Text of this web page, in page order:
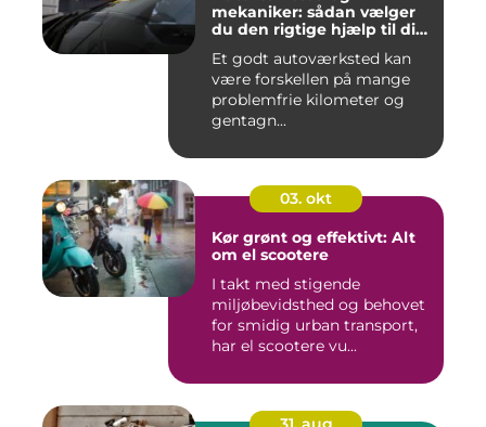
mekaniker: sådan vælger
du den rigtige hjælp til din
Et godt autoværksted kan
være forskellen på mange
problemfrie kilometer og
gentagn...
03. okt
Kør grønt og effektivt: Alt
om el scootere
I takt med stigende
miljøbevidsthed og behovet
for smidig urban transport,
har el scootere vu...